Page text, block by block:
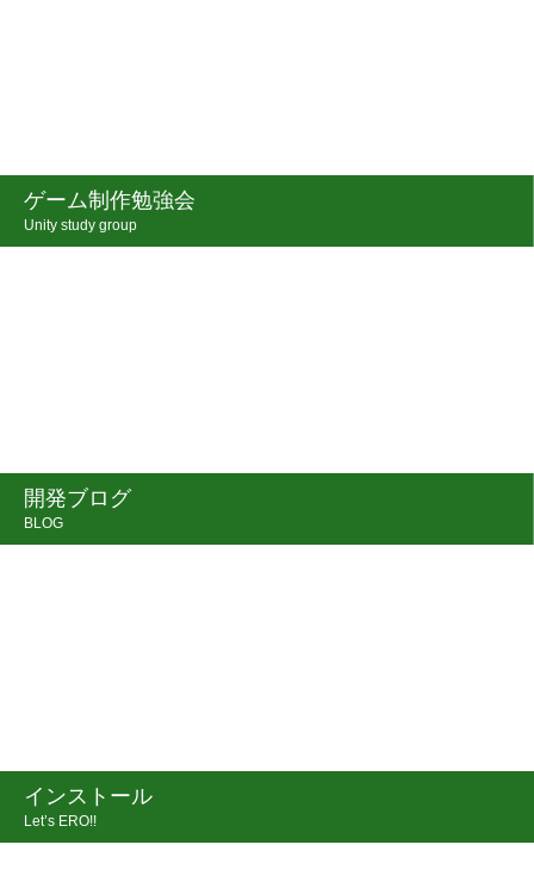
ゲーム制作勉強会
Unity study group
開発ブログ
BLOG
インストール
Let’s ERO!!